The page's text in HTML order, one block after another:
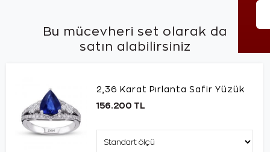
Bu mücevheri set olarak da
satın alabilirsiniz
2,36 Karat Pırlanta Safir Yüzük
156.200 TL